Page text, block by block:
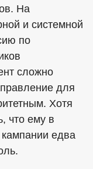
На
и системной
по
сложно
для
Хотя
что ему в
кампании едва